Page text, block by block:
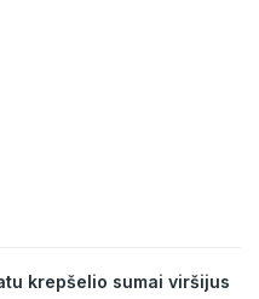
krepšelio sumai viršijus